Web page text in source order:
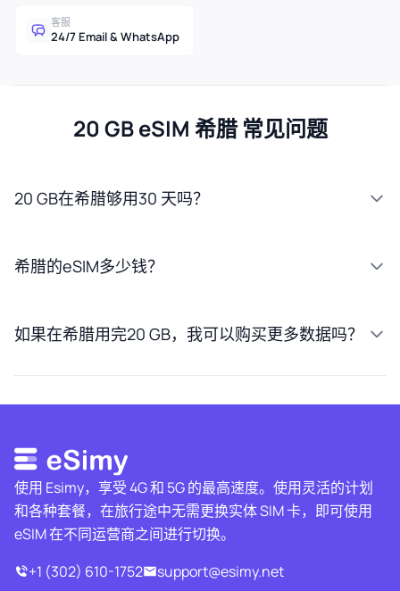
客服
24/7 Email & WhatsApp
20 GB eSIM 希腊 常见问题
20 GB在希腊够用30 天吗？
希腊的eSIM多少钱？
如果在希腊用完20 GB，我可以购买更多数据吗？
使用 Esimy，享受 4G 和 5G 的最高速度。使用灵活的计划
和各种套餐，在旅行途中无需更换实体 SIM 卡，即可使用
eSIM 在不同运营商之间进行切换。
+1 (302) 610-1752
support@esimy.net